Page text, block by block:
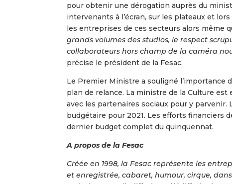
pour obtenir une dérogation auprès du
intervenants à l’écran, sur les plateaux et
les entreprises de ces secteurs alors même
grands volumes des studios, le respect
collaborateurs hors champ de la caméra
précise le président de la Fesac.
Le Premier Ministre a souligné l’importance
plan de relance. La ministre de la Culture
avec les partenaires sociaux pour y
budgétaire pour 2021. Les efforts financiers
dernier budget complet du quinquennat.
A propos de la Fesac
Créée en 1998, la Fesac représente les
et enregistrée, cabaret, humour, cirque,